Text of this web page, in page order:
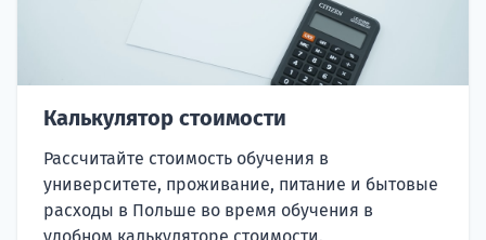
Калькулятор стоимости
Рассчитайте стоимость обучения в
университете, проживание, питание и бытовые
расходы в Польше во время обучения в